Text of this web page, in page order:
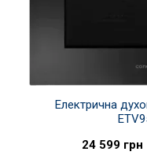
Електрична
24 599 грн